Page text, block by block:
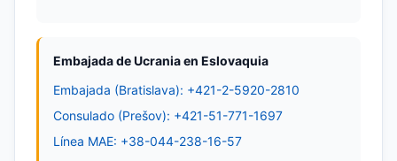
Embajada de Ucrania en Eslovaquia
Embajada (Bratislava): +421-2-5920-2810
Consulado (Prešov): +421-51-771-1697
Línea MAE: +38-044-238-16-57